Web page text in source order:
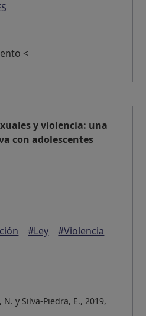
<
y violencia: una
con adolescentes
#Ley
#Violencia
y Silva-Piedra, E., 2019,